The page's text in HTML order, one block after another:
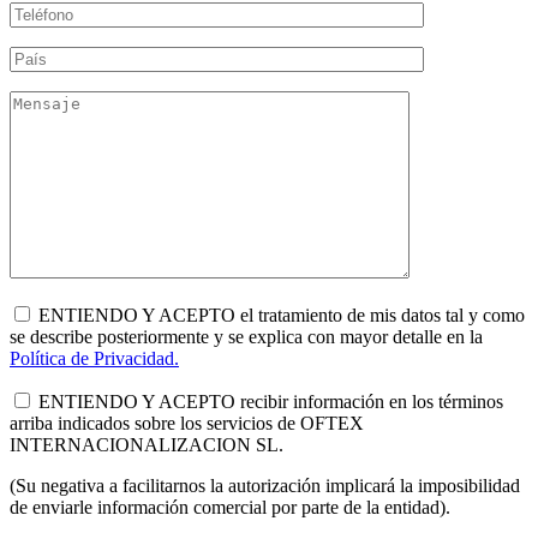
ENTIENDO Y ACEPTO el tratamiento de mis datos tal y como
se describe posteriormente y se explica con mayor detalle en la
Política de Privacidad.
ENTIENDO Y ACEPTO recibir información en los términos
arriba indicados sobre los servicios de OFTEX
INTERNACIONALIZACION SL.
(Su negativa a facilitarnos la autorización implicará la imposibilidad
de enviarle información comercial por parte de la entidad).